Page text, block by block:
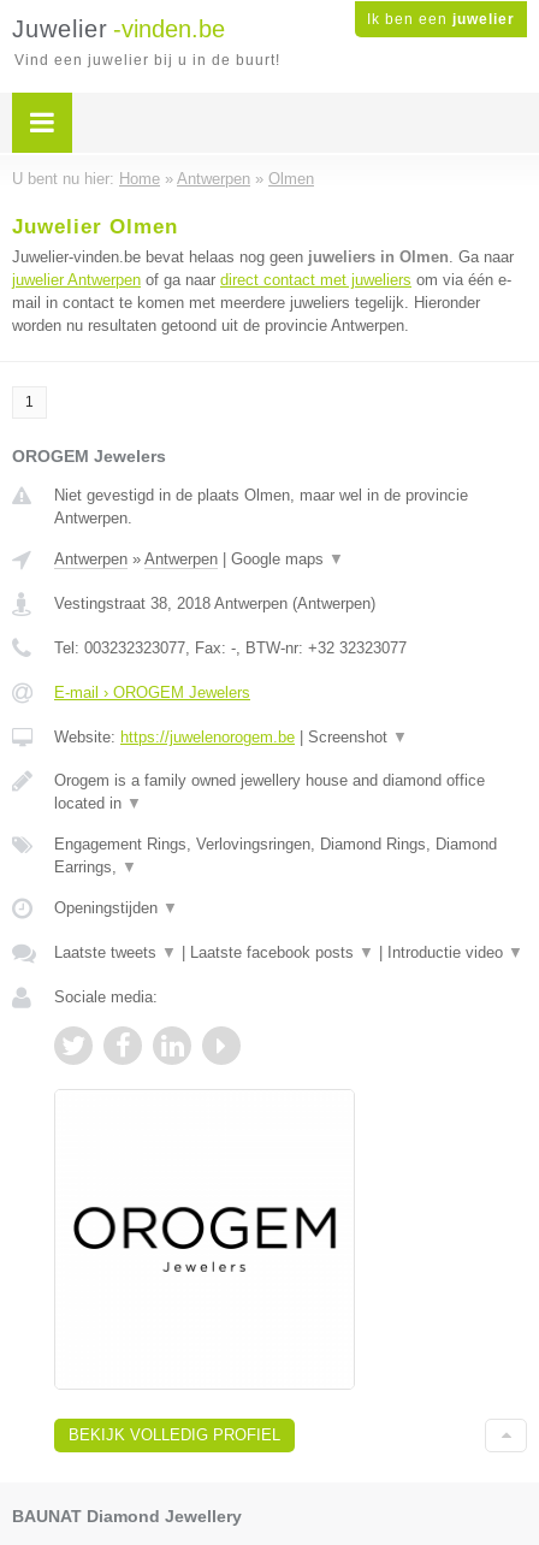
Ik ben een juwelier
Juwelier -vinden.be
Vind een juwelier bij u in de buurt!
U bent nu hier: Home » Antwerpen » Olmen
Juwelier Olmen
Juwelier-vinden.be bevat helaas nog geen juweliers in Olmen. Ga naar
juwelier Antwerpen of ga naar direct contact met juweliers om via één e-
mail in contact te komen met meerdere juweliers tegelijk. Hieronder
worden nu resultaten getoond uit de provincie Antwerpen.
1
OROGEM Jewelers
Niet gevestigd in de plaats Olmen, maar wel in de provincie
Antwerpen.
Antwerpen » Antwerpen Google maps ▼
Vestingstraat 38, 2018 Antwerpen (Antwerpen)
Tel: 003232323077, Fax: -, BTW-nr: +32 32323077
E-mail › OROGEM Jewelers
Website: https://juwelenorogem.be Screenshot ▼
Orogem is a family owned jewellery house and diamond office
located in ▼
Engagement Rings, Verlovingsringen, Diamond Rings, Diamond
Earrings, ▼
Openingstijden ▼
Laatste tweets ▼ Laatste facebook posts ▼ Introductie video ▼
Sociale media:
BEKIJK VOLLEDIG PROFIEL
BAUNAT Diamond Jewellery